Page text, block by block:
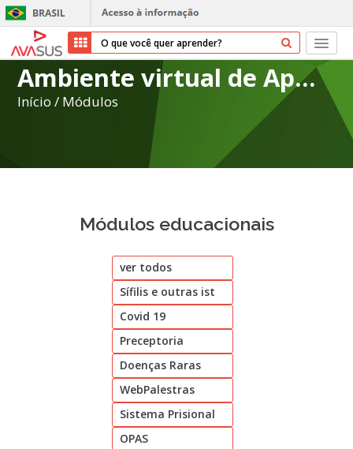
Início
Parceiros
Transparência
Repositório
Ajuda
Entrar
Cadastrar
pt_br
Ambiente virtual de Aprendizagem do SUS
Início / Módulos
Módulos educacionais
ver todos
Sífilis e outras ist
Covid 19
Preceptoria
Doenças Raras
WebPalestras
Sistema Prisional
OPAS